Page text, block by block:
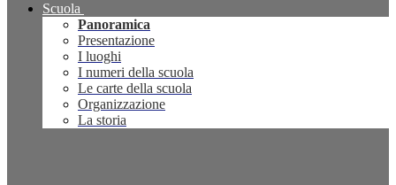
Scuola
Panoramica
Presentazione
I luoghi
I numeri della scuola
Le carte della scuola
Organizzazione
La storia